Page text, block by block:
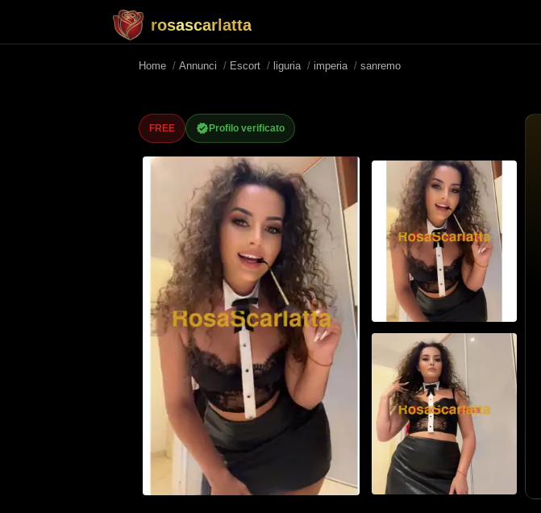
rosascarlatta
Home / Annunci / Escort / liguria / imperia / sanremo
FREE Profilo verificato